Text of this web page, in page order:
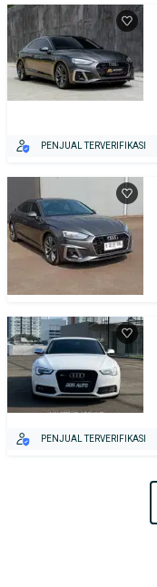
PENJUAL TERVERIFIKASI
PENJUAL TERVERIFIKASI